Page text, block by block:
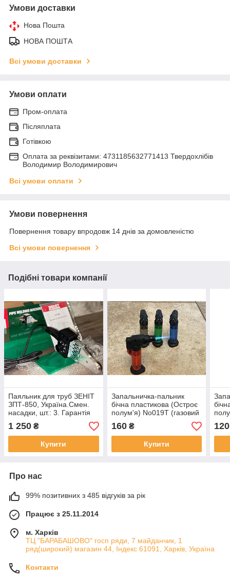
Умови доставки
Нова Пошта
НОВА ПОШТА
Всі умови доставки
Умови оплати
Пром-оплата
Післяплата
Готівкою
Оплата за реквізитами: 4731185632771413 Твердохлібів
Володимир Володимирович
Всі умови оплати
Умови повернення
Повернення товару впродовж 14 днів за домовленістю
Всі умови повернення
Подібні товари компанії
Паяльник для труб ЗЕНІТ
ЗПТ-850, Україна.Смен.
насадки, шт.: 3. Гарантія
12 місяців
1 250 ₴
Купити
Запальничка-пальник
бічна пластикова (Остроє
полум'я) No019T (газовий
паяльник) заправляється,
CHINA
160₴
Купити
120
Про нас
99% позитивних з 485 відгуків за рік
Працює з 25.11.2014
м. Харків
ТЦ "БАРАБАШОВО" госп ряди, 7 майданчик, 1
ряд(широкий) магазин 44, Індекс 61091, Харків, Україна
Контакти